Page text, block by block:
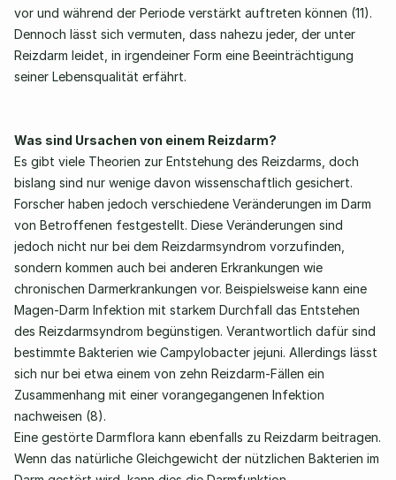
vor und während der Periode verstärkt auftreten können (11).
Dennoch lässt sich vermuten, dass nahezu jeder, der unter
Reizdarm leidet, in irgendeiner Form eine Beeinträchtigung
seiner Lebensqualität erfährt.
Was sind Ursachen von einem Reizdarm?
Es gibt viele Theorien zur Entstehung des Reizdarms, doch
bislang sind nur wenige davon wissenschaftlich gesichert.
Forscher haben jedoch verschiedene Veränderungen im Darm
von Betroffenen festgestellt. Diese Veränderungen sind
jedoch nicht nur bei dem Reizdarmsyndrom vorzufinden,
sondern kommen auch bei anderen Erkrankungen wie
chronischen Darmerkrankungen vor. Beispielsweise kann eine
Magen-Darm Infektion mit starkem Durchfall das Entstehen
des Reizdarmsyndrom begünstigen. Verantwortlich dafür sind
bestimmte Bakterien wie Campylobacter jejuni. Allerdings lässt
sich nur bei etwa einem von zehn Reizdarm-Fällen ein
Zusammenhang mit einer vorangegangenen Infektion
nachweisen (8).
Eine gestörte Darmflora kann ebenfalls zu Reizdarm beitragen.
Wenn das natürliche Gleichgewicht der nützlichen Bakterien im